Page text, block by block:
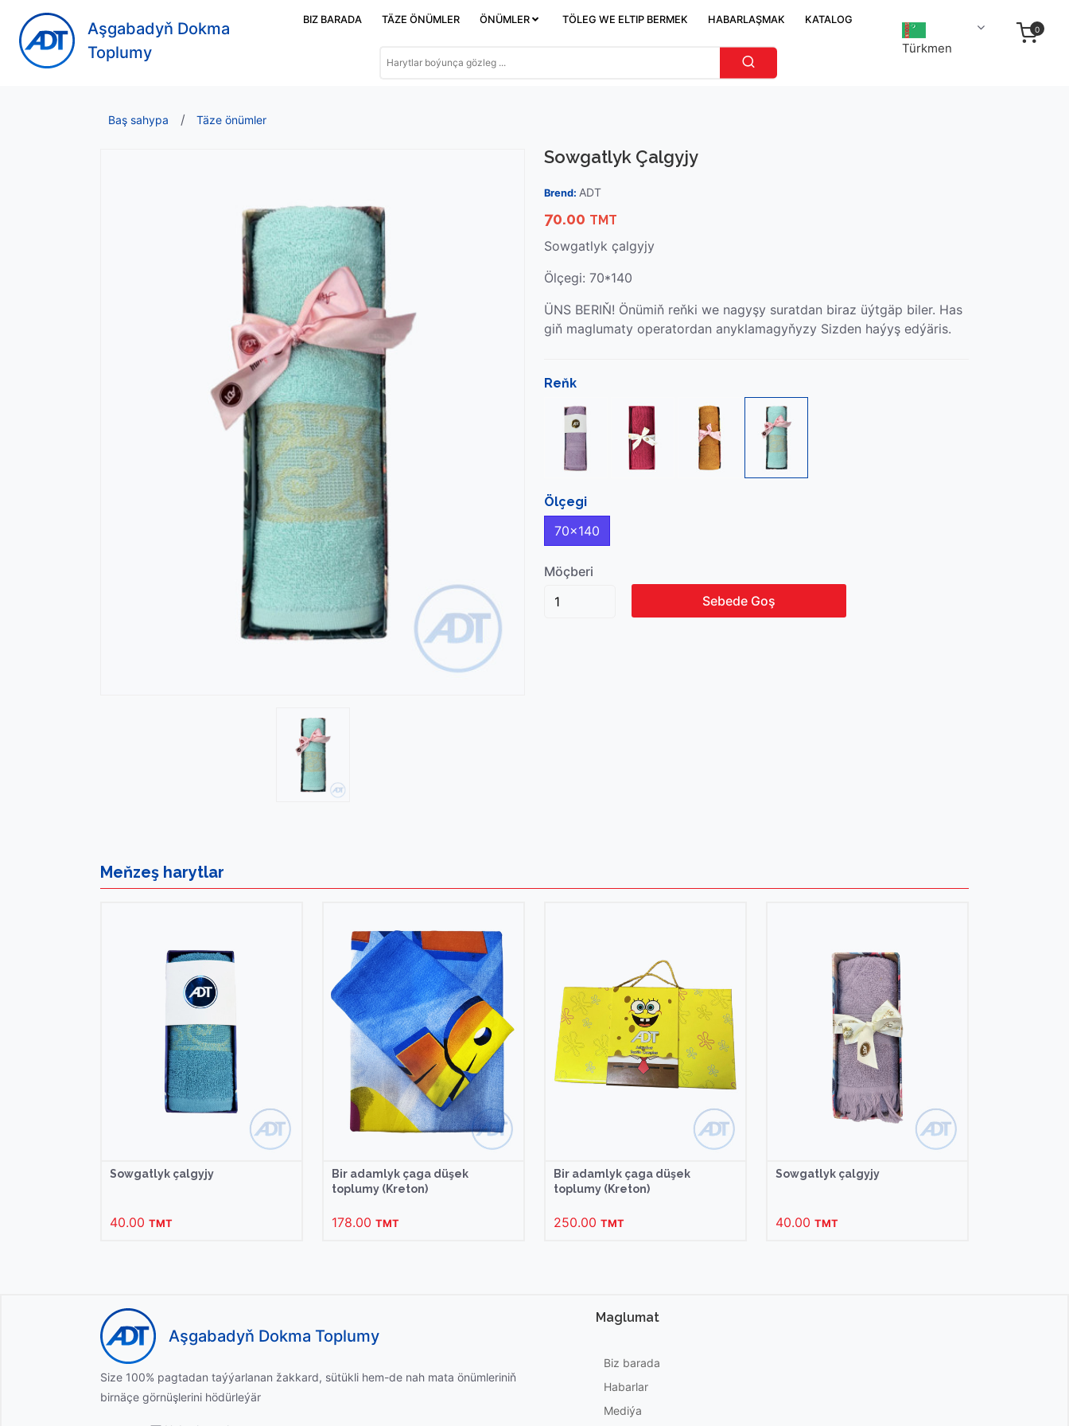
Aşgabadyň Dokma
Toplumy
BIZ BARADA TÄZE ÖNÜMLER ÖNÜMLER TÖLEG WE ELTIP BERMEK HABARLAŞMAK KATALOG
Türkmen
0
Baş sahypa Täze önümler
Sowgatlyk Çalgyjy
Brend: ADT
70.00 TMT
Sowgatlyk çalgyjy
Ölçegi: 70*140
ÜNS BERIŇ! Önümiň reňki we nagyşy suratdan biraz üýtgäp biler. Has
giň maglumaty operatordan anyklamagyňyzy Sizden haýyş edýäris.
Reňk
Ölçegi
70x140
Möçberi
Sebede Goş
Meňzeş harytlar
Sowgatlyk çalgyjy
40.00 TMT
Bir adamlyk çaga düşek
toplumy (Kreton)
178.00 TMT
Bir adamlyk çaga düşek
toplumy (Kreton)
250.00 TMT
Sowgatlyk çalgyjy
40.00 TMT
Aşgabadyň Dokma Toplumy
Size 100% pagtadan taýýarlanan žakkard, sütükli hem-de nah mata önümleriniň
birnäçe görnüşlerini hödürleýär
Maglumat
Biz barada
Habarlar
Mediýa